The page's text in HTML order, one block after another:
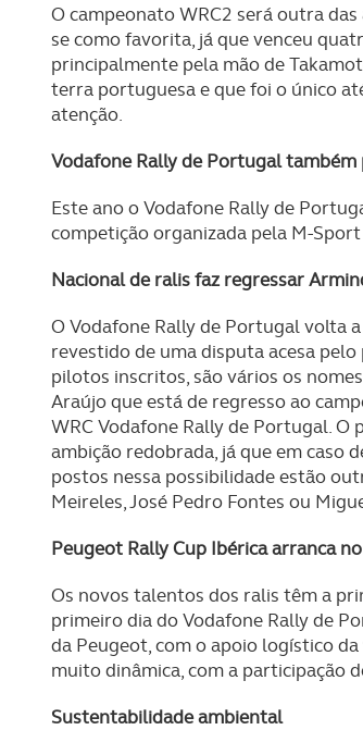
O campeonato WRC2 será outra
se como favorita, já que venceu
principalmente pela mão de
terra portuguesa e que foi o único
atenção.
Vodafone Rally de Portugal
Este ano o Vodafone Rally de
competição organizada pela M-
Nacional de ralis faz regressar
O Vodafone Rally de Portugal volta
revestido de uma disputa acesa
pilotos inscritos, são vários os
Araújo que está de regresso ao
WRC Vodafone Rally de Portugal.
ambição redobrada, já que em caso
postos nessa possibilidade estão
Meireles, José Pedro Fontes ou
Peugeot Rally Cup Ibérica arranca
Os novos talentos dos ralis têm a
primeiro dia do Vodafone Rally de
da Peugeot, com o apoio logístico
muito dinâmica, com a participação
Sustentabilidade ambiental